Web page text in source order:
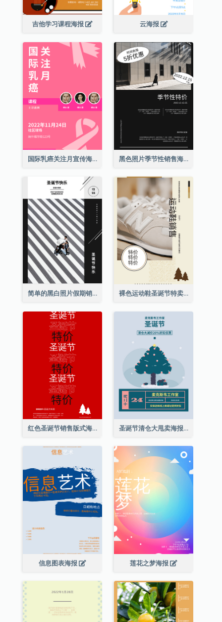
吉他学习课程海报 云海报
国际乳癌关注月宣传海报 黑色照片季节性销售海报
简单的黑白照片假期销售海报 裸色运动鞋圣诞节特卖海报
红色圣诞节销售版式海报 圣诞节清仓大甩卖海报
信息图表海报 莲花之梦海报